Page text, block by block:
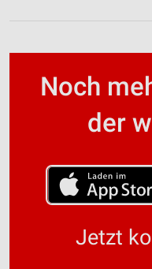
Noch
der
Jetzt